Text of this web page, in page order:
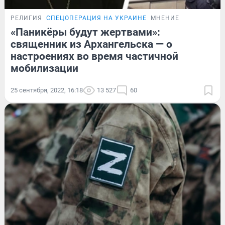
РЕЛИГИЯ СПЕЦОПЕРАЦИЯ НА УКРАИНЕ МНЕНИЕ
«Паникёры будут жертвами»:
священник из Архангельска — о
настроениях во время частичной
мобилизации
25 сентября, 2022, 16:18 13 527 60